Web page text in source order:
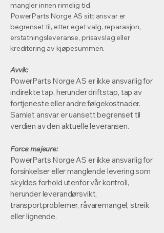
mangler innen rimelig tid.
PowerParts Norge AS sitt ansvar er
begrenset til, etter eget valg, reparasjon,
erstatningsleveranse, prisavslag eller
kreditering av kjøpesummen.
Avvik:
PowerParts Norge AS er ikke ansvarlig for
indirekte tap, herunder driftstap, tap av
fortjeneste eller andre følgekostnader.
Samlet ansvar er uansett begrenset til
verdien av den aktuelle leveransen.
Force majeure:
PowerParts Norge AS er ikke ansvarlig for
forsinkelser eller manglende levering som
skyldes forhold utenfor vår kontroll,
herunder leverandørsvikt,
transportproblemer, råvaremangel, streik
eller lignende.